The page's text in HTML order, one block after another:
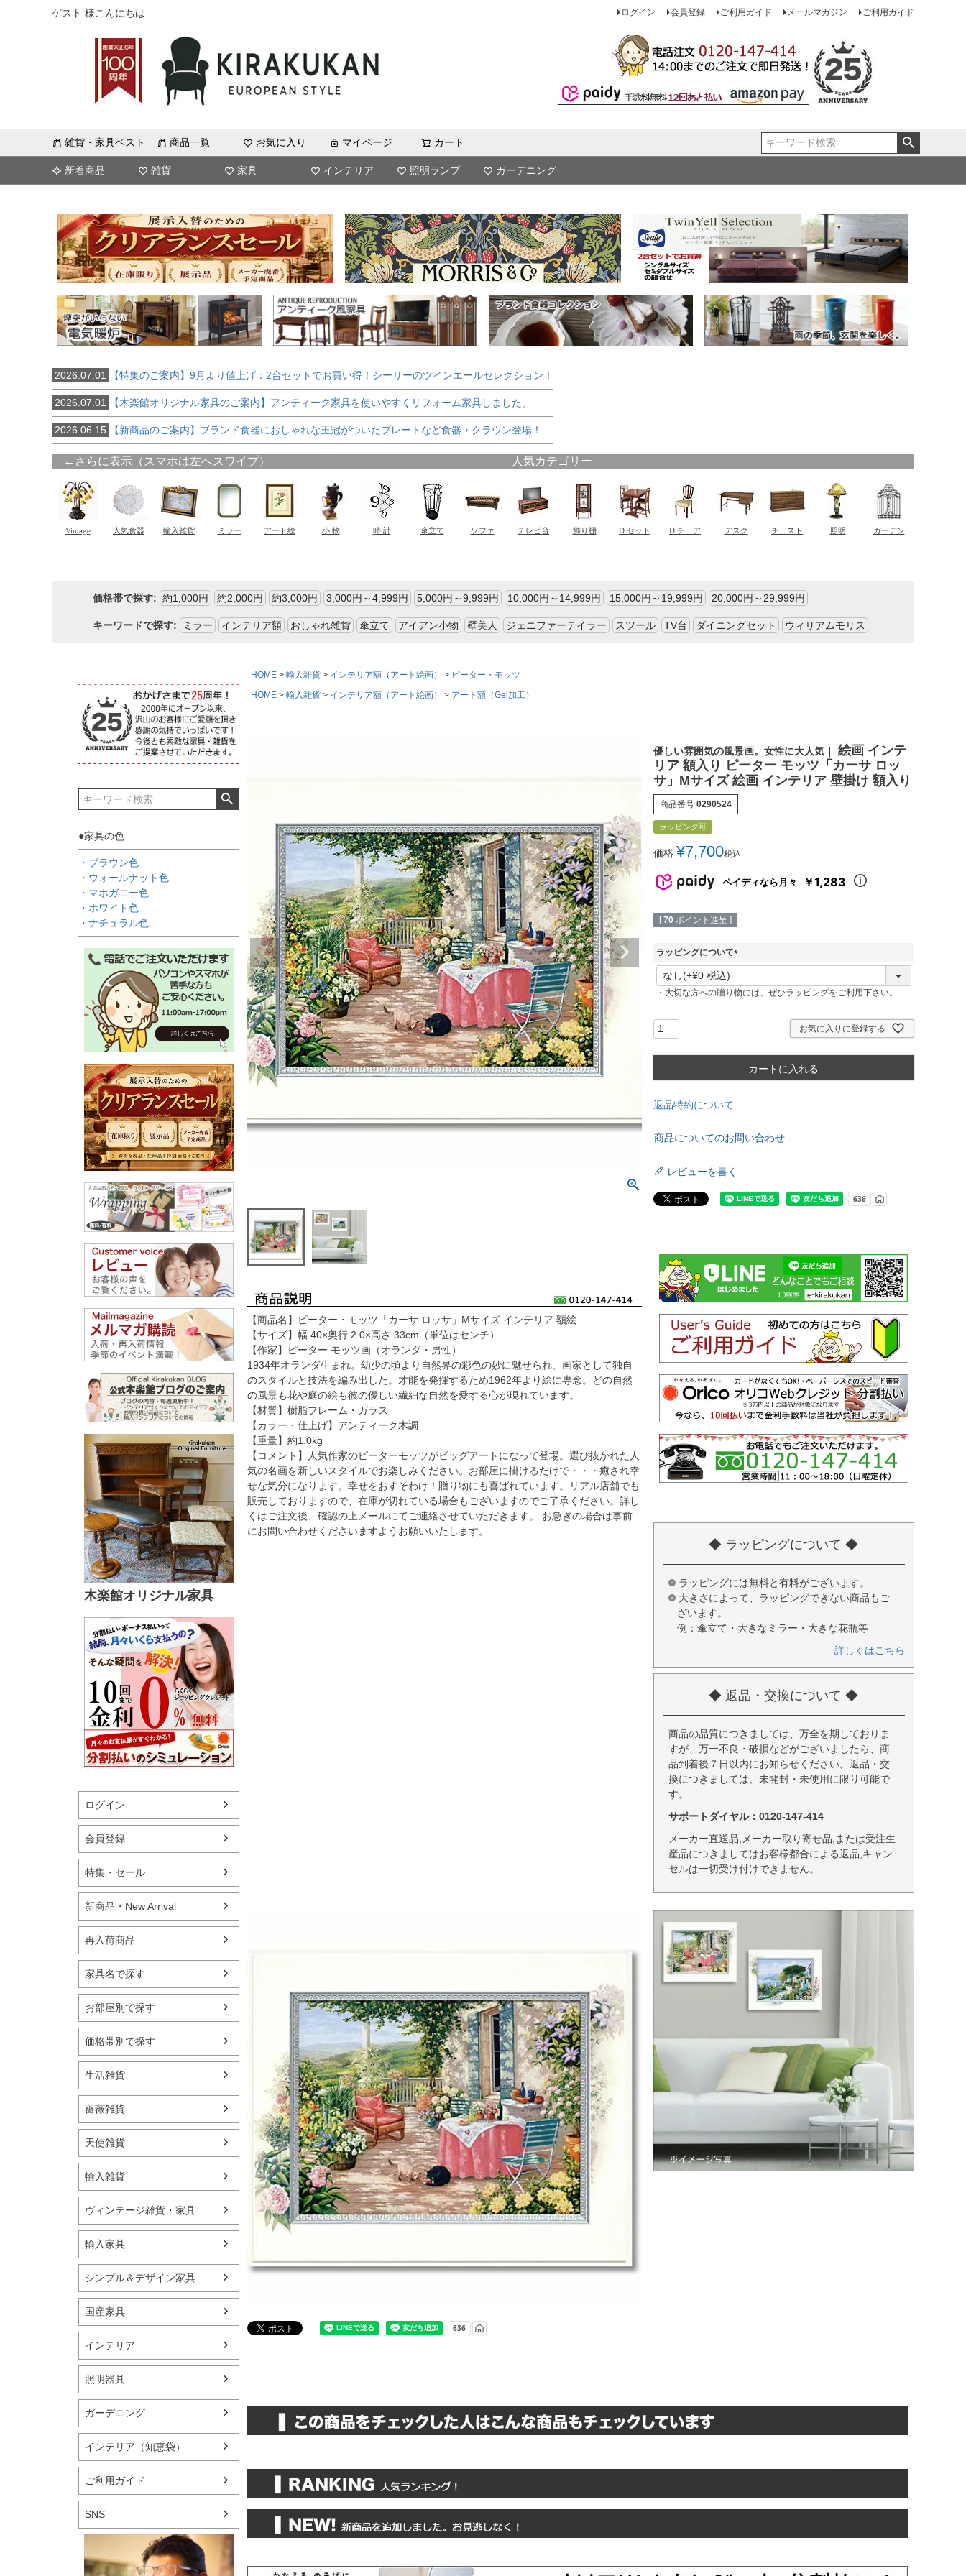
ゲスト 様こんにちは ログイン 会員登録 ご利用ガイド メールマガジン ご利用ガイド
雑貨・家具ベスト 商品一覧 お気に入り マイページ カート
新着商品 雑貨 家具 インテリア 照明ランプ ガーデニング
2026.07.01 【特集のご案内】9月より値上げ：2台セットでお買い得！シーリーのツインエールセレクション！
2026.07.01 【木楽館オリジナル家具のご案内】アンティーク家具を使いやすくリフォーム家具しました。
2026.06.15 【新商品のご案内】ブランド食器におしゃれな王冠がついたプレートなど食器・クラウン登場！
価格帯で探す: 約1,000円 約2,000円 約3,000円 3,000円～4,999円 5,000円～9,999円 10,000円～14,999円 15,000円～19,999円 20,000円～29,999円
キーワードで探す: ミラー インテリア額 おしゃれ雑貨 傘立て アイアン小物 壁美人 ジェニファーテイラー スツール TV台 ダイニングセット ウィリアムモリス
●家具の色
・ブラウン色
・ウォールナット色
・マホガニー色
・ホワイト色
・ナチュラル色
木楽館オリジナル家具
ログイン
会員登録
特集・セール
新商品・New Arrival
再入荷商品
家具名で探す
お部屋別で探す
価格帯別で探す
生活雑貨
薔薇雑貨
天使雑貨
輸入雑貨
ヴィンテージ雑貨・家具
輸入家具
シンプル＆デザイン家具
国産家具
インテリア
照明器具
ガーデニング
インテリア（知恵袋）
ご利用ガイド
SNS
HOME 輸入雑貨 インテリア額（アート絵画）
ピーター・モッツ
HOME
輸入雑貨 インテリア額（アート絵画） アート額（Gel加工）
【商品名】ピーター・モッツ「カーサ ロッサ」Mサイズ インテリア 額絵
【サイズ】幅 40×奥行 2.0×高さ 33cm（単位はセンチ）
【作家】ピーター モッツ画（オランダ・男性）
1934年オランダ生まれ。幼少の頃より自然界の彩色の妙に魅せられ、画家として独自
のスタイルと技法を編み出した。才能を発揮するため1962年より絵に専念。どの自然
の風景も花や庭の絵も彼の優しい繊細な自然を愛する心が現れています。
【材質】樹脂フレーム・ガラス
【カラー・仕上げ】アンティーク木調
【重量】約1.0kg
【コメント】人気作家のピーターモッツがビッグアートになって登場。選び抜かれた人
気の名画を新しいスタイルでお楽しみください。お部屋に掛けるだけで・・・癒され幸
せな気分になります。幸せをおすそわけ！贈り物にも喜ばれています。リアル店舗でも
販売しておりますので、在庫が切れている場合もございますのでご了承ください。詳し
くはご注文後、確認の上メールにてご連絡させていただきます。 お急ぎの場合は事前
にお問い合わせくださいますようお願いいたします。
優しい雰囲気の風景画。女性に大人気｜
絵画 インテ
リア 額入り ピーター モッツ「カーサ ロッ
サ」Mサイズ 絵画 インテリア 壁掛け 額入り
商品番号 0290524
ラッピング可
価格 ¥7,700税込
ペイディなら月々 ￥1,283
[ 70 ポイント進呈 ]
ラッピングについて
(
須
・大切な方への贈り物には、ぜひラッピングをご利用下さい。
お気に入りに登録する
カートに入れる
返品特約について
商品についてのお問い合わせ
レビューを書く
◆ ラッピングについて ◆
ラッピングには無料と有料がございます。
大きさによって、ラッピングできない商品もご
ざいます。
例：傘立て・大きなミラー・大きな花瓶等
詳しくはこちら
◆ 返品・交換について ◆
商品の品質につきましては、万全を期しておりま
すが、万一不良・破損などがございましたら、商
品到着後７日以内にお知らせください。返品・交
換につきましては、未開封・未使用に限り可能で
す。
サポートダイヤル：0120-147-414
メーカー直送品,メーカー取り寄せ品,または受注生
産品につきましてはお客様都合による返品,キャン
セルは一切受け付けできません。